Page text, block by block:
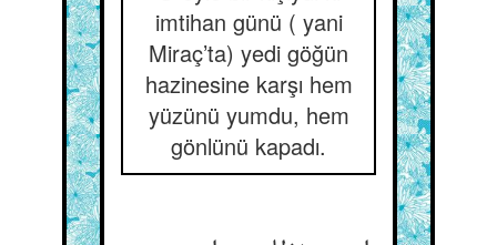
imtihan günü ( yani
Miraç’ta) yedi göğün
hazinesine karşı hem
yüzünü yumdu, hem
gönlünü kapadı.